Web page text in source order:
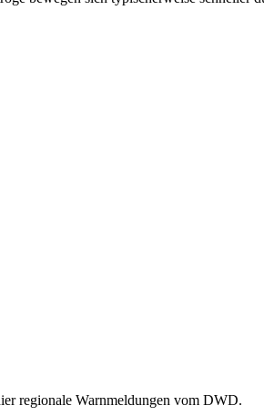
regionale Warnmeldungen vom DWD.